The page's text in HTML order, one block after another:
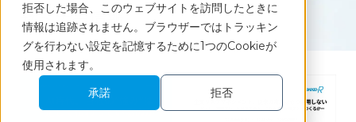
拒否した場合、このウェブサイトを訪問したときに
情報は追跡されません。ブラウザーではトラッキン
グを行わない設定を記憶するために1つのCookieが
使用されます。
承諾
拒否
セミナー情報